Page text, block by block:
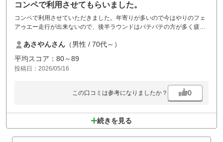
コンペで利用させてもらいました。
コンペで利用させていただきました。年寄りが多いので今はやりのフェ
アゥエー走行が出来ないので、後半ラウンドはバテバテの方が多く疲れ
なければならないと思いました。コースが悪いわけでは無いのですが。
西コースのグリーンがエアレイションの穴が深く残っていたのが残念で
した。中コースがキレイだったのでその差が大きく残念でした。秋口に
再度挑戦させていただきたく存じます。
あさやんさん （男性 / 70代～）
平均スコア：80～89
投稿日：2026/05/16
この口コミは参考になりましたか？ 0
続きを見る